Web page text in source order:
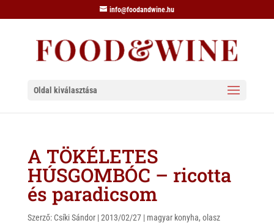
info@foodandwine.hu
Oldal kiválasztása
A TÖKÉLETES
HÚSGOMBÓC – ricotta
és paradicsom
Szerző: Csíki Sándor|2013/02/27| magyar konyha, olasz